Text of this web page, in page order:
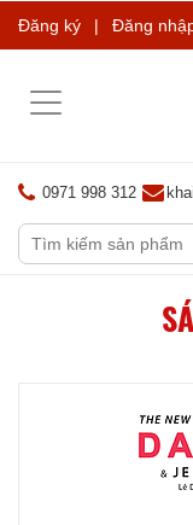
Đăng ký | Đăng
Toggle
0971 998 312